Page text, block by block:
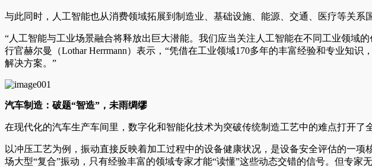
与此同时，人工智能也从消费领域拓展到制造业、基础设施、能源、交通、医疗等关系
“人工智能与工业场景融合将释放出巨大潜能。我们应当关注人工智能在不同工业领域
行官赫尔曼（Lothar Herrmann）表示，“凭借在工业领域170多年的丰富经验和专业知
解决方案。”
汽车制造：破题“智造”，未雨绸缪
在现代化的汽车生产车间里，数字化和智能化技术为突破传统制造工艺中的难点打开了
以冲压工艺为例，振动直接反映着加工过程中的设备健康状况，是设备安全评估的一
场大型“复合”振动，只有经验丰富的领域专家才能“读懂”这些动态交错的信号。但专